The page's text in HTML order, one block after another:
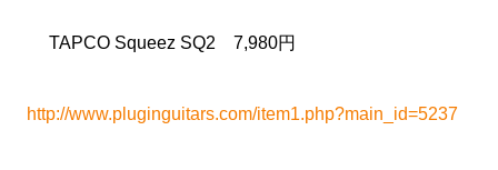
TAPCO Squeez SQ2 7,980円
http://www.pluginguitars.com/item1.php?main_id=5237